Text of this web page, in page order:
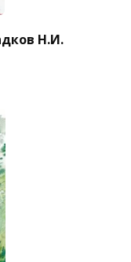
Н.И.